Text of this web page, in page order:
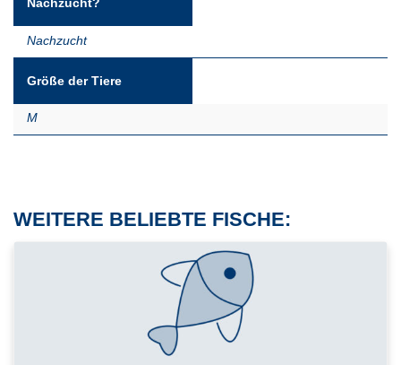
Nachzucht
Größe der Tiere
M
WEITERE BELIEBTE FISCHE: